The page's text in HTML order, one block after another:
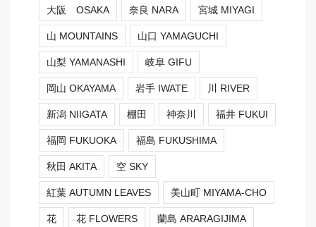
大阪 OSAKA 奈良 NARA 宮城 MIYAGI
山 MOUNTAINS 山口 YAMAGUCHI
山梨 YAMANASHI 岐阜 GIFU
岡山 OKAYAMA 岩手 IWATE 川 RIVER
新潟 NIIGATA 棚田 神奈川 福井 FUKUI
福岡 FUKUOKA 福島 FUKUSHIMA
秋田 AKITA 空 SKY
紅葉 AUTUMN LEAVES 美山町 MIYAMA-CHO
花 花 FLOWERS 蘭島 ARARAGIJIMA